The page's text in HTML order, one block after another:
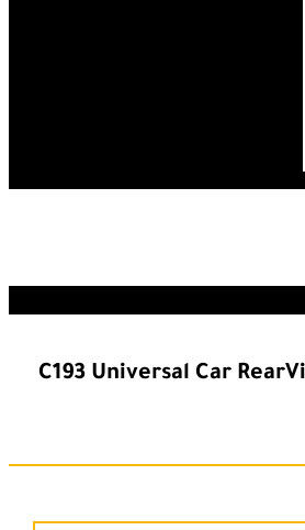
C193 Universal Car